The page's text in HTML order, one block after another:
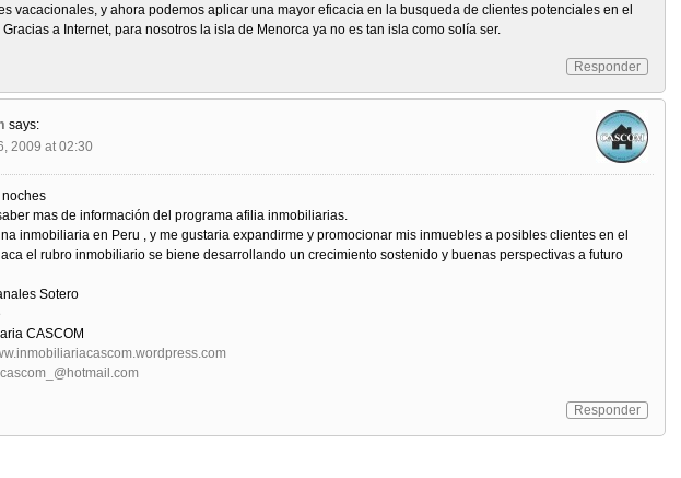
vacacionales, y ahora podemos aplicar una mayor eficacia en la busqueda de clientes potenciales en el
Gracias a Internet, para nosotros la isla de Menorca ya no es tan isla como solía ser.
Responder
says:
2009 at 02:30
noches
mas de información del programa afilia inmobiliarias.
inmobiliaria en Peru , y me gustaria expandirme y promocionar mis inmuebles a posibles clientes en el
el rubro inmobiliario se biene desarrollando un crecimiento sostenido y buenas perspectivas a futuro
Sotero
CASCOM
cascom_@hotmail.com
Responder